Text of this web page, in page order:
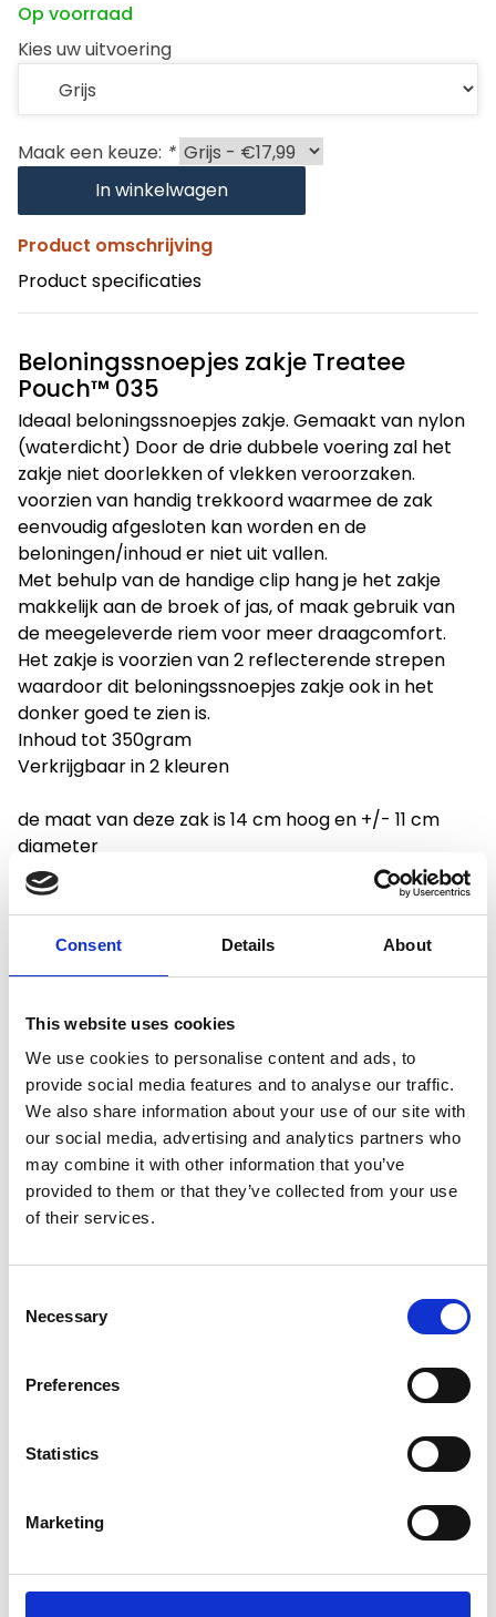
Consent Details About
This website uses cookies
We use cookies to personalise content and ads, to
provide social media features and to analyse our traffic.
We also share information about your use of our site with
our social media, advertising and analytics partners who
may combine it with other information that you’ve
provided to them or that they’ve collected from your use
of their services.
Selection
Necessary
Preferences
Statistics
Marketing
Op voorraad
Kies uw uitvoering
Maak een keuze: *
In winkelwagen
Product omschrijving
Product specificaties
Beloningssnoepjes zakje Treatee
Pouch™ 035
Ideaal beloningssnoepjes zakje. Gemaakt van nylon
(waterdicht) Door de drie dubbele voering zal het
zakje niet doorlekken of vlekken veroorzaken.
voorzien van handig trekkoord waarmee de zak
eenvoudig afgesloten kan worden en de
beloningen/inhoud er niet uit vallen.
Met behulp van de handige clip hang je het zakje
makkelijk aan de broek of jas, of maak gebruik van
de meegeleverde riem voor meer draagcomfort.
Het zakje is voorzien van 2 reflecterende strepen
waardoor dit beloningssnoepjes zakje ook in het
donker goed te zien is.
Inhoud tot 350gram
Verkrijgbaar in 2 kleuren
de maat van deze zak is 14 cm hoog en +/- 11 cm
diameter
Productspecificaties
Voorraad
10
Artikelcode
72969
EAN
4260195041837
Maelson Beloningssnoepjes zakje /
Kies uw uitvoering
€17,99